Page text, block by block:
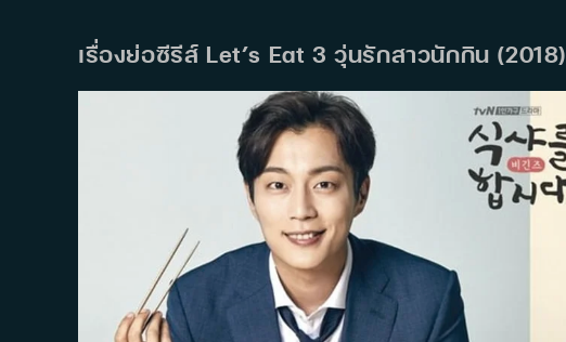
เรื่องย่อซีรีส์ Let’s Eat 3 วุ่นรักสาวนักกิน (2018)